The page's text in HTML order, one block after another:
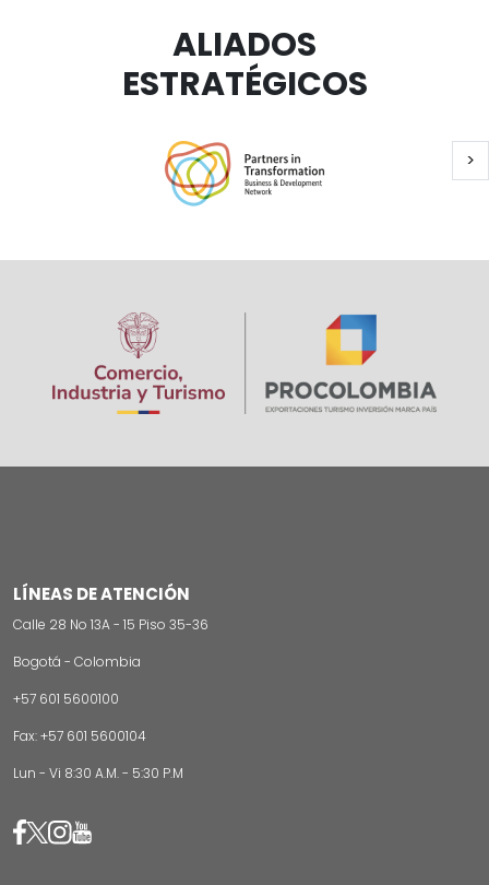
ALIADOS
ESTRATÉGICOS
>
LÍNEAS DE ATENCIÓN
Calle 28 No 13A - 15 Piso 35-36
Bogotá - Colombia
+57 601 5600100
Fax: +57 601 5600104
Lun - Vi 8:30 A.M. - 5:30 P.M
Image
Image
ImageImage